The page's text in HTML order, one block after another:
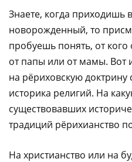
Знаете, когда приходишь
новорожденный, то
пробуешь понять, от
от папы или от мамы. Вот
на рёриховскую
историка религий. На
существовавших
традиций рёрихианство
На христианcтво или на